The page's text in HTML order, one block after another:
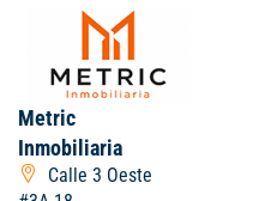
Metric
Inmobiliaria
Calle 3 Oeste